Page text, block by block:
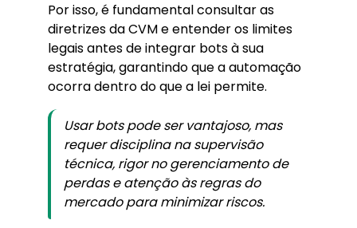
Por isso, é fundamental consultar as
diretrizes da CVM e entender os limites
legais antes de integrar bots à sua
estratégia, garantindo que a automação
ocorra dentro do que a lei permite.
Usar bots pode ser vantajoso, mas
requer disciplina na supervisão
técnica, rigor no gerenciamento de
perdas e atenção às regras do
mercado para minimizar riscos.